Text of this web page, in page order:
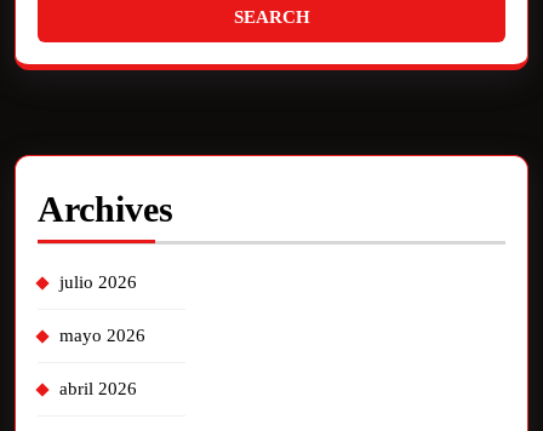
Archives
julio 2026
mayo 2026
abril 2026